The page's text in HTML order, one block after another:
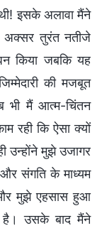
इसके अलावा मैंने
अक्सर तुरंत नतीजे
किया जबकि यह
की मजबूत
भी मैं आत्म-चिंतन
रही कि ऐसा क्यों
मुझे उजागर
संगति के माध्यम
मुझे एहसास हुआ
है। उसके बाद मैंने